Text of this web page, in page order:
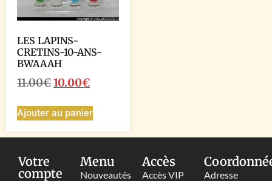
LES LAPINS-
CRETINS-10-ANS-
BWAAAH
11.00€10.00€
Ajouter au panier
Votre
compte
Menu
Nouveautés
Accès
Accès VIP
Adresse